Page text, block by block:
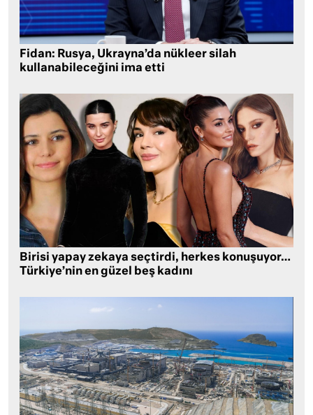
Fidan: Rusya, Ukrayna’da nükleer silah
kullanabileceğini ima etti
Birisi yapay zekaya seçtirdi, herkes konuşuyor…
Türkiye’nin en güzel beş kadını